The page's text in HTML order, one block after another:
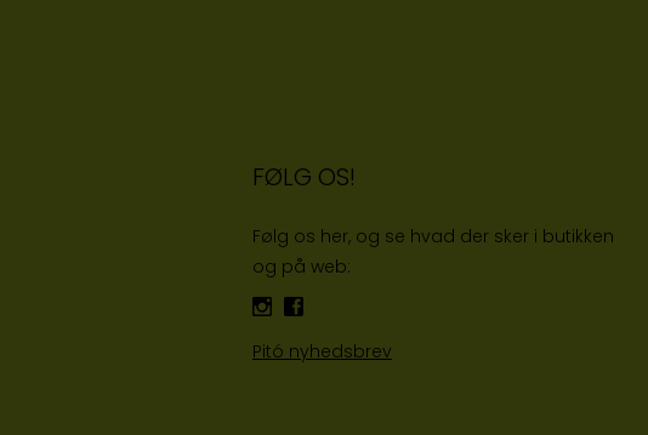
FØLG OS!
Følg os her, og se hvad der sker i butikken
og på web:
Pitó nyhedsbrev